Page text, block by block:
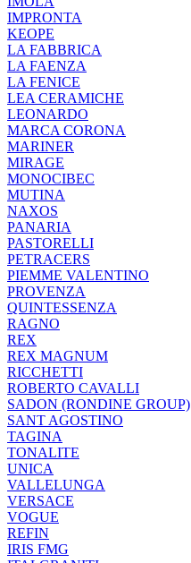
IMPRONTA
KEOPE
LA FABBRICA
LA FAENZA
LA FENICE
LEA CERAMICHE
LEONARDO
MARCA CORONA
MARINER
MIRAGE
MONOCIBEC
MUTINA
NAXOS
PANARIA
PASTORELLI
PETRACERS
PIEMME VALENTINO
PROVENZA
QUINTESSENZA
RAGNO
REX
REX MAGNUM
RICCHETTI
ROBERTO CAVALLI
SADON (RONDINE GROUP)
SANT AGOSTINO
TAGINA
TONALITE
UNICA
VALLELUNGA
VERSACE
VOGUE
REFIN
IRIS FMG